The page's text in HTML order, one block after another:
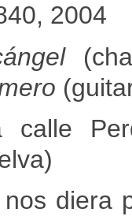
2004
calle
nos diera